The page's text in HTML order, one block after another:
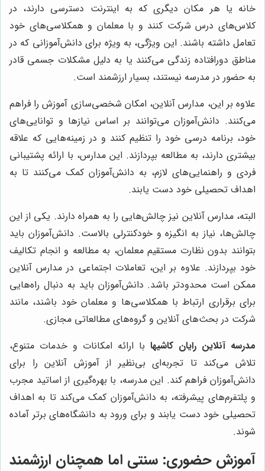
خانه یا هر مکان دیگری که به اینترنت دسترسی دارند، در
کلاس‌های درس شرکت کنند و با معلمان و همکلاسی‌های خود
تعامل داشته باشند. این ویژگی، به ویژه برای دانش‌آموزانی که در
مناطق دورافتاده زندگی می‌کنند یا به دلیل مشکلات جسمی قادر
به حضور در مدرسه نیستند، بسیار ارزشمند است.
علاوه بر این، مدارس آنلاین، امکان شخصی‌سازی آموزش را فراهم
می‌کنند. دانش‌آموزان می‌توانند بر اساس نیازها و توانایی‌های
خود، برنامه درسی خود را تنظیم کنند و در زمینه‌هایی که علاقه
بیشتری دارند، به مطالعه بپردازند. این مدارس، با ارائه پشتیبانی
فردی و راهنمایی‌های لازم، به دانش‌آموزان کمک می‌کنند تا به
اهداف تحصیلی خود دست یابند.
البته، مدارس آنلاین نیز چالش‌هایی را به همراه دارند. یکی از این
چالش‌ها، نیاز به انگیزه و خودکنترلی بالاست. دانش‌آموزان باید
بتوانند بدون نظارت مستقیم معلمان، به مطالعه و انجام تکالیف
خود بپردازند. علاوه بر این، تعاملات اجتماعی در مدارس آنلاین
ممکن است محدودتر باشد. دانش‌آموزان باید به دنبال راه‌هایی
برای برقراری ارتباط با همکلاسی‌ها و معلمان خود باشند، مانند
شرکت در بحث‌های آنلاین و گروه‌های مطالعاتی مجازی.
مدرسه آنلاین رایان کاشیها با ارائه امکانات و خدمات متنوع،
تلاش می‌کند تا تجربه‌ای بی‌نظیر از آموزش آنلاین را برای
دانش‌آموزان فراهم کند. این مدرسه، با بهره‌گیری از اساتید مجرب
و پلتفرم‌های پیشرفته، به دانش‌آموزان کمک می‌کند تا به اهداف
تحصیلی خود دست یابند و برای ورود به دانشگاه‌های برتر آماده
شوند.
آموزش حضوری: سنتی اما همچنان ارزشمند